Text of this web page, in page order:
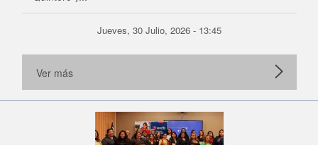
Jueves, 30 Julio, 2026 - 13:45
Ver más